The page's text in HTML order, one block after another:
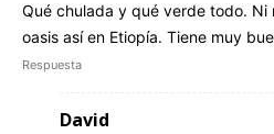
Qué chulada y qué verde todo. Ni
oasis así en Etiopía. Tiene muy
Respuesta
David